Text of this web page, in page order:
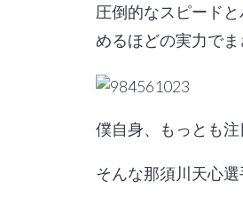
圧倒的なスピード
めるほどの実力でま
僕自身、もっとも注
そんな那須川天心選